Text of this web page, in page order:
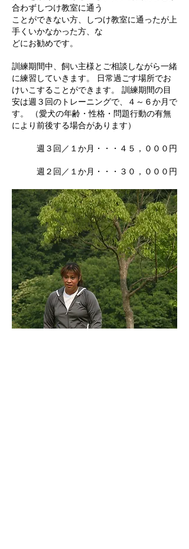
合わずしつけ教室に通う
ことができない方、しつけ教室に通ったが上
手くいかなかった方、な
どにお勧めです。
訓練期間中、飼い主様とご相談しながら一緒
に練習していきます。 日常過ごす場所でお
けいこすることができます。 訓練期間の目
安は週３回のトレーニングで、４～６か月で
す。 （愛犬の年齢・性格・問題行動の有無
により前後する場合があります）
週３回／１か月・・・４５，０００円
週２回／１か月・・・３０，０００円